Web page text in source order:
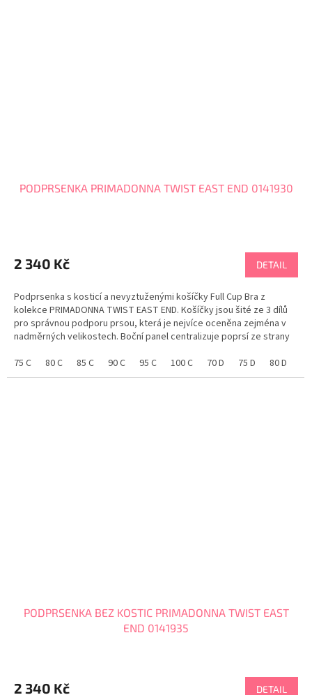
PODPRSENKA PRIMADONNA TWIST EAST END 0141930
2 340 Kč DETAIL
Podprsenka s kosticí a nevyztuženými košíčky Full Cup Bra z
kolekce PRIMADONNA TWIST EAST END. Košíčky jsou šité ze 3 dílů
pro správnou podporu prsou, která je nejvíce oceněna zejména v
nadměrných velikostech. Boční panel centralizuje poprsí ze strany
75 C
80 C 85 C 90 C 95 C 100 C 70 D 75 D 80 D
PODPRSENKA BEZ KOSTIC PRIMADONNA TWIST EAST
END 0141935
2 340 Kč DETAIL